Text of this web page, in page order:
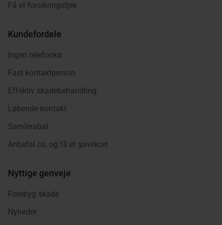
Få et forsikringstjek
Kundefordele
Ingen telefonkø
Fast kontaktperson
Effektiv skadebehandling
Løbende kontakt
Samlerabat
Anbefal os, og få et gavekort
Nyttige genveje
Forebyg skade
Nyheder